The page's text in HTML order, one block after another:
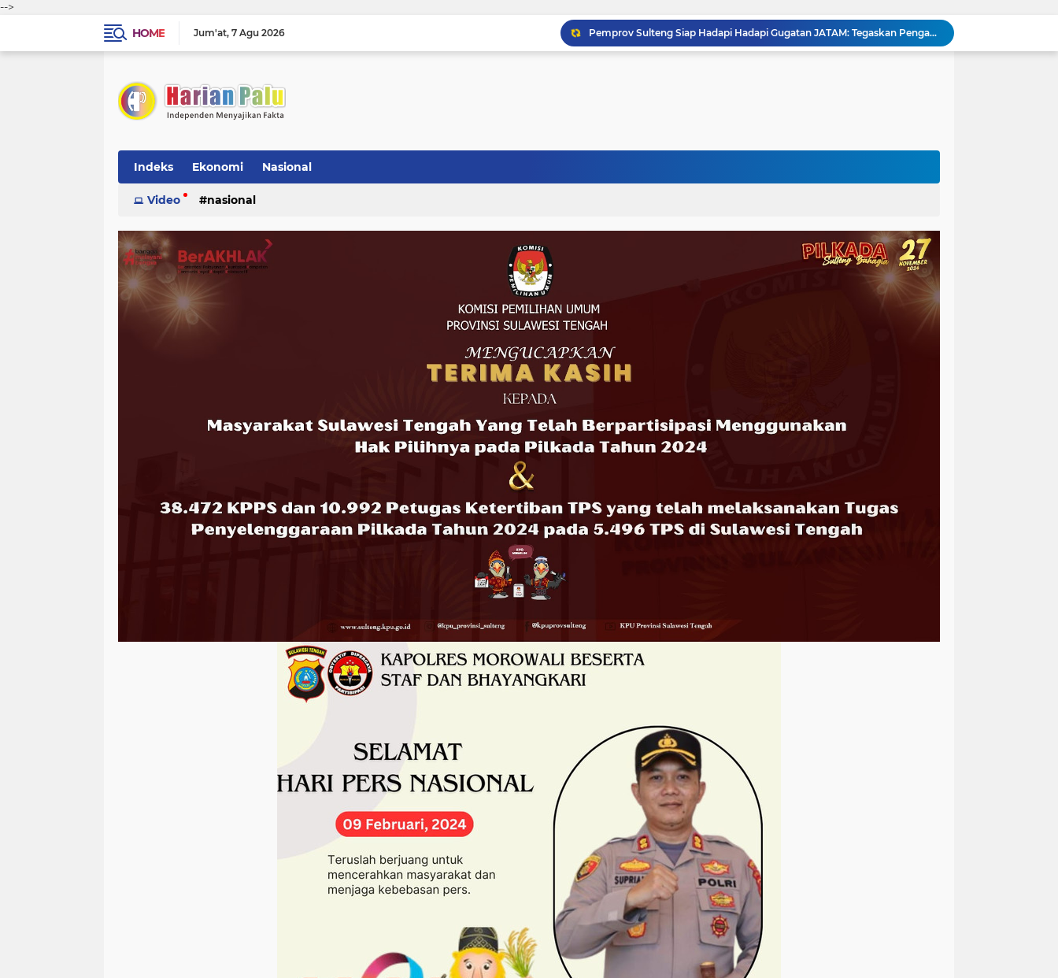
-->
HOME
Jum'at 7 Agu 2026
Pemprov Sulteng Siap Hadapi Hadapi Gugatan JATAM: Tegaskan Pengawasan Lingkungan Sesuai Aturan Perundang-undangan
Silaturahmi Pimpinan APH di Sulteng : Kapolda dan Kejati Solid Perkuat Penegakan Hukum DiBumi Tadulako
Kejati Sulteng Bongkar Kasus Korupsi Dana CSR Tambang, Sekdes Tamainusi Ikut Terseret
Indeks Ekonomi Nasional
Video nasional